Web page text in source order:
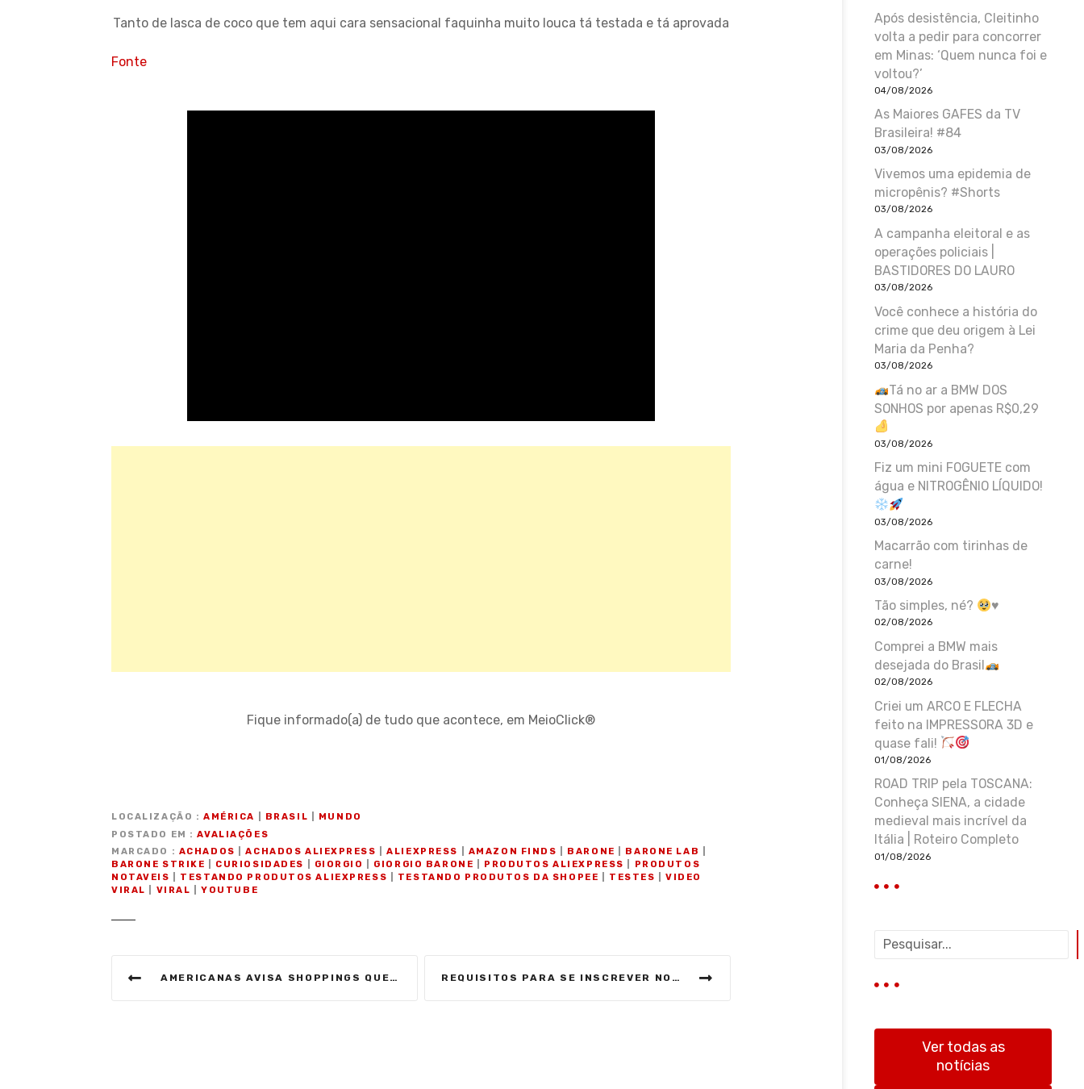
Tanto de lasca de coco que tem aqui cara sensacional faquinha muito louca tá testada e tá aprovada
Fonte
Fique informado(a) de tudo que acontece, em MeioClick®
LOCALIZAÇÃO AMÉRICA BRASIL
MUNDO
POSTADO EM
AVALIAÇÕES
MARCADO
ACHADOS |ACHADOS ALIEXPRESS |ALIEXPRESS AMAZON FINDS BARONE BARONE LAB
BARONE STRIKE
CURIOSIDADES GIORGIO GIORGIO BARONE PRODUTOS ALIEXPRESS
PRODUTOS
NOTAVEIS
TESTANDO PRODUTOS ALIEXPRESS TESTANDO PRODUTOS DA SHOPEE TESTES |VIDEO
VIRAL
VIRAL |YOUTUBE
AMERICANAS AVISA SHOPPINGS QUE NÃO IRÁ PAGAR ALUGUÉIS ATRASADOS DE LOJAS | LIVE CNN REQUISITOS PARA SE INSCREVER NO CONCURSO DA SEDUC-TO 2023
Após desistência, Cleitinho
volta a pedir para concorrer
em Minas: ‘Quem nunca foi e
voltou?’
04/08/2026
As Maiores GAFES da TV
Brasileira! #84
03/08/2026
Vivemos uma epidemia de
micropênis? #Shorts
03/08/2026
A campanha eleitoral e as
operações policiais |
BASTIDORES DO LAURO
03/08/2026
Você conhece a história do
crime que deu origem à Lei
Maria da Penha?
03/08/2026
Tá no ar a BMW DOS
SONHOS por apenas R$0,29
03/08/2026
Fiz um mini FOGUETE com
água e NITROGÊNIO LÍQUIDO!
03/08/2026
Macarrão com tirinhas de
carne!
03/08/2026
Tão simples, né? ♥️
02/08/2026
Comprei a BMW mais
desejada do Brasil
02/08/2026
Criei um ARCO E FLECHA
feito na IMPRESSORA 3D e
quase fali!
01/08/2026
ROAD TRIP pela TOSCANA:
Conheça SIENA, a cidade
medieval mais incrível da
Itália | Roteiro Completo
01/08/2026
q
Ver todas as
notícias